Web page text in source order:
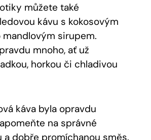
můžete také
kávu s kokosovým
mandlovým sirupem.
mnoho, ať už
horkou či chladivou
káva byla opravdu
na správné
a dobře promíchanou směs.